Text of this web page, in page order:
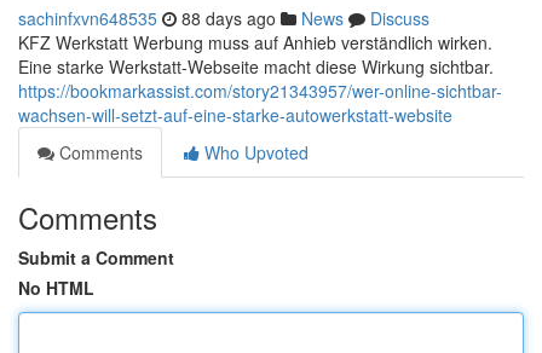
sachinfxvn648535 88 days ago News
Discuss
KFZ Werkstatt Werbung muss auf Anhieb verständlich wirken.
Eine starke Werkstatt-Webseite macht diese Wirkung sichtbar.
https://bookmarkassist.com/story21343957/wer-online-sichtbar-
wachsen-will-setzt-auf-eine-starke-autowerkstatt-website
Comments
Who Upvoted
Comments
Submit a Comment
No HTML